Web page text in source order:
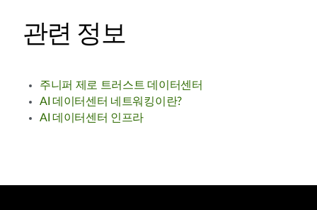
관련 정보
주니퍼 제로 트러스트 데이터센터
AI 데이터센터 네트워킹이란?
AI 데이터센터 인프라